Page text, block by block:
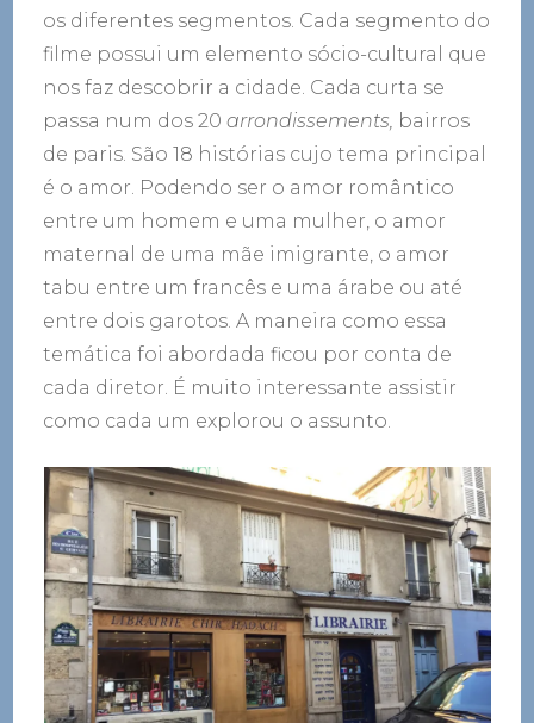
os diferentes segmentos. Cada segmento do
filme possui um elemento sócio-cultural que
nos faz descobrir a cidade. Cada curta se
passa num dos 20arrondissements, bairros
de paris. São 18 histórias cujo tema principal
é o amor. Podendo ser o amor romântico
entre um homem e uma mulher, o amor
maternal de uma mãe imigrante, o amor
tabu entre um francês e uma árabe ou até
entre dois garotos. A maneira como essa
temática foi abordada ficou por conta de
cada diretor. É muito interessante assistir
como cada um explorou o assunto.